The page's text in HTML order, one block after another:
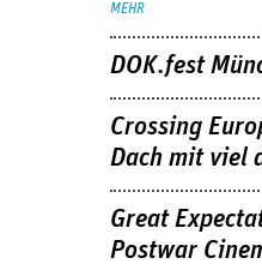
MEHR
DOK.fest
Crossing
Dach mit viel
Great
Postwar